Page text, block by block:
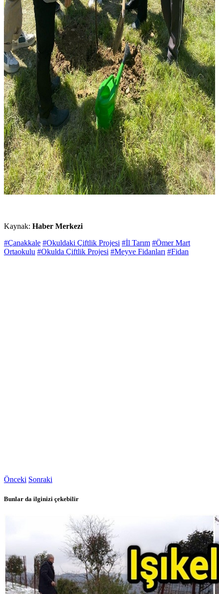
Kaynak: Haber Merkezi
#Çanakkale #Okuldaki Çiftlik Projesi #İl Tarım #Ömer Mart
Ortaokulu #Okulda Çiftlik Projesi #Meyve Fidanları #Fidan
Önceki Sonraki
Bunlar da ilginizi çekebilir